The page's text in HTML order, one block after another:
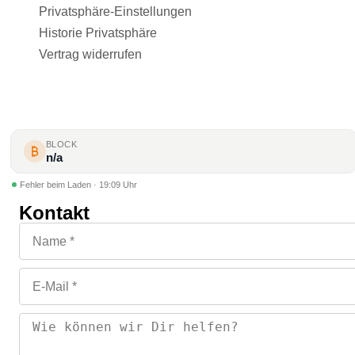
Privatsphäre-Einstellungen
Historie Privatsphäre
Vertrag widerrufen
BLOCK
n/a
Fehler beim Laden · 19:09 Uhr
Kontakt